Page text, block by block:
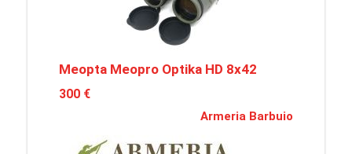
Meopta Meopro Optika HD 8x42
300 €
Armeria Barbuio